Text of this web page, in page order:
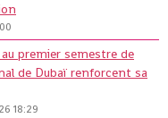
premier semestre de
de Dubaï renforcent sa
18:29